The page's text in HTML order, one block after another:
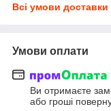
Всі умови доставки
Умови оплати
Ви отримаєте
або гроші